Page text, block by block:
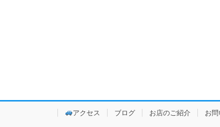
アクセス ブログ お店のご紹介 お